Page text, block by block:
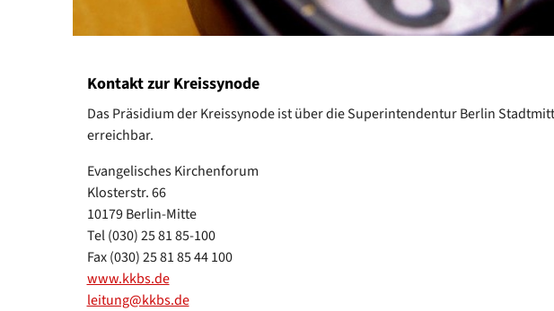
Kontakt zur Kreissynode
Das Präsidium der Kreissynode ist über die Superintendentur Berlin
erreichbar.
Evangelisches Kirchenforum
Klosterstr. 66
10179 Berlin-Mitte
Tel (030) 25 81 85-100
Fax (030) 25 81 85 44 100
www.kkbs.de
leitung@kkbs.de